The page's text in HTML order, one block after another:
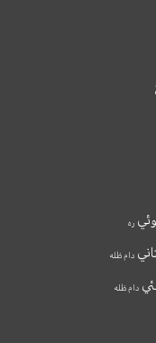
ره
دام ظله
دام ظله